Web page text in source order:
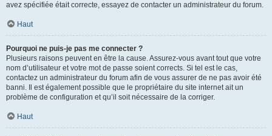
avez spécifiée était correcte, essayez de contacter un administrateur du forum.
Haut
Pourquoi ne puis-je pas me connecter ?
Plusieurs raisons peuvent en être la cause. Assurez-vous avant tout que votre
nom d’utilisateur et votre mot de passe soient corrects. Si tel est le cas,
contactez un administrateur du forum afin de vous assurer de ne pas avoir été
banni. Il est également possible que le propriétaire du site internet ait un
problème de configuration et qu’il soit nécessaire de la corriger.
Haut